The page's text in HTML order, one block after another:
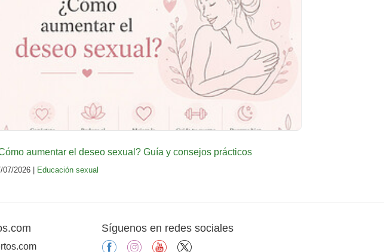
aumentar el deseo sexual? Guía y consejos prácticos
07/2026 | Educación sexual
Síguenos en redes sociales
facebookinstagramyoutube